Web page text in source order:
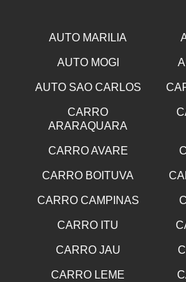
AUTO MARILIA
AUTO MOGI
AUTO SAO CARLOS
CARRO
ARARAQUARA
CARRO AVARE
CARRO BOITUVA
CARRO CAMPINAS
CARRO ITU
CARRO JAU
CARRO LEME